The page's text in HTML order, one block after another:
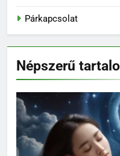
Párkapcsolat
Népszerű